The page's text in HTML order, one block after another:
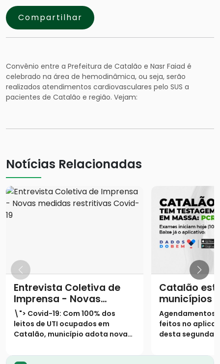
Compartilhar
Convênio entre a Prefeitura de Catalão e Nasr Faiad é
celebrado na área de hemodinâmica, ou seja, serão
realizados atendimentos cardiovasculares pelo SUS a
pacientes de Catalão e região. Vejam:
Notícias Relacionadas
Entrevista Coletiva de
Imprensa - Novas
medidas restritivas
Covid-19
\"> Covid-19: Com 100% dos
leitos de UTI ocupados em
Catalão, município adota novas
exemplo do que vive o mundo e a
Catalão
municípios
terão
massa por
Agendamentos
feitos no
desta segunda-
semana, dia 17